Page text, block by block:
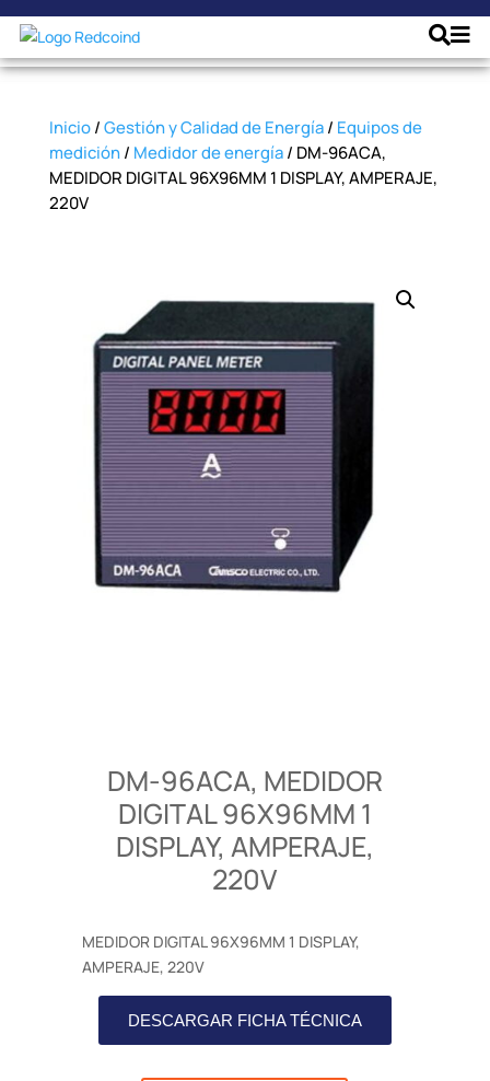
Inicio/Gestión y Calidad de Energía/ Equipos de
medición/ Medidor de energía/ DM-96ACA,
MEDIDOR DIGITAL 96X96MM 1 DISPLAY, AMPERAJE,
220V
DM-96ACA, MEDIDOR
DIGITAL 96X96MM 1
DISPLAY, AMPERAJE,
220V
MEDIDOR DIGITAL 96X96MM 1 DISPLAY,
AMPERAJE, 220V
DESCARGAR FICHA TÉCNICA